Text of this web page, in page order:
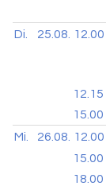
Di.
25.08. 12.00
12.15
15.00
Mi.
26.08. 12.00
15.00
18.00